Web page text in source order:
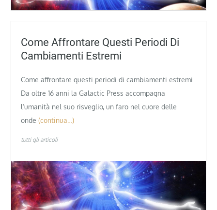
Come Affrontare Questi Periodi Di
Cambiamenti Estremi
Come affrontare questi periodi di cambiamenti estremi.
Da oltre 16 anni la Galactic Press accompagna
l’umanità nel suo risveglio, un faro nel cuore delle
onde (continua…)
tutti gli articoli